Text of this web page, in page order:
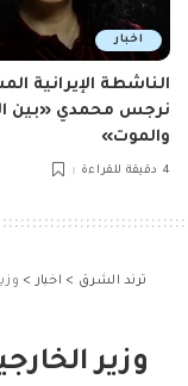
اخبار
الناشطة الإيرانية
نرجس محمدي «بين
والموت»
4 دقيقة للقراءة
ترند الشرق > اخبار >
وزير